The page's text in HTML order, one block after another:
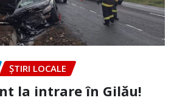
ȘTIRI LOCALE
la intrare în Gilău!